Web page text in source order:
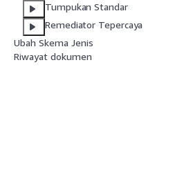
Tumpukan Standar
Remediator Tepercaya
Ubah Skema Jenis
Riwayat dokumen